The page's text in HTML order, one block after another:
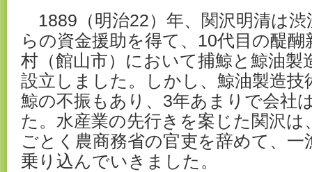
1889（明治22）年、関沢明清は渋
らの資金援助を得て、10代目の醍
村（館山市）において捕鯨と鯨油製
設立しました。しかし、鯨油製造技
鯨の不振もあり、3年あまりで会社
た。水産業の先行きを案じた関沢
ごとく農商務省の官吏を辞めて、
乗り込んでいきました。